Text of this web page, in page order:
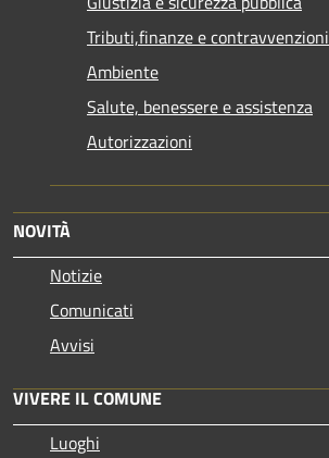
Tributi,finanze e contravvenzioni
Ambiente
Salute, benessere e assistenza
Autorizzazioni
NOVITÀ
Notizie
Comunicati
Avvisi
VIVERE IL COMUNE
Luoghi